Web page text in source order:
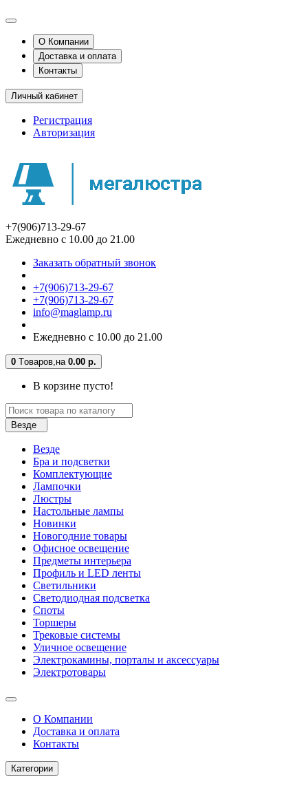
О Компании
Доставка и оплата
Контакты
Личный кабинет
Регистрация
Авторизация
+7(906)713-29-67
Ежедневно с 10.00 до 21.00
Заказать обратный звонок
+7(906)713-29-67
+7(906)713-29-67
info@maglamp.ru
Ежедневно с 10.00 до 21.00
0 Tоваров,на 0.00 р.
В корзине пусто!
Везде
Везде
Бра и подсветки
Комплектующие
Лампочки
Люстры
Настольные лампы
Новинки
Новогодние товары
Офисное освещение
Предметы интерьера
Профиль и LED ленты
Светильники
Светодиодная подсветка
Споты
Торшеры
Трековые системы
Уличное освещение
Электрокамины, порталы и аксессуары
Электротовары
О Компании
Доставка и оплата
Контакты
Категории